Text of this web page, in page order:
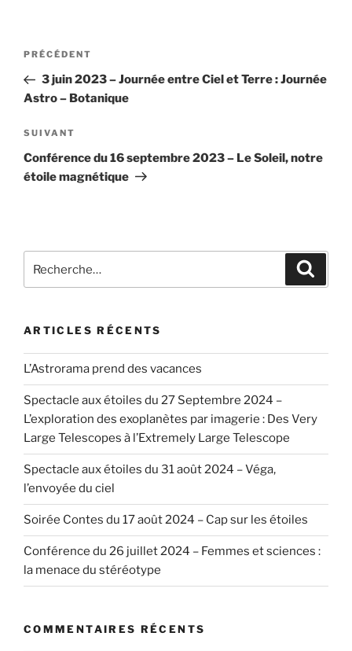
Navigation
l’article
Article
précédent
PRÉCÉDENT
3 juin 2023 – Journée entre Ciel et Terre : Journée
Astro – Botanique
Article
suivant
SUIVANT
Conférence du 16 septembre 2023 – Le Soleil, notre
étoile magnétique
pour
ARTICLES RÉCENTS
L’Astrorama prend des vacances
Spectacle aux étoiles du 27 Septembre 2024 –
L’exploration des exoplanètes par imagerie : Des Very
Large Telescopes à l’Extremely Large Telescope
Spectacle aux étoiles du 31 août 2024 – Véga,
l’envoyée du ciel
Soirée Contes du 17 août 2024 – Cap sur les étoiles
Conférence du 26 juillet 2024 – Femmes et sciences :
la menace du stéréotype
COMMENTAIRES RÉCENTS